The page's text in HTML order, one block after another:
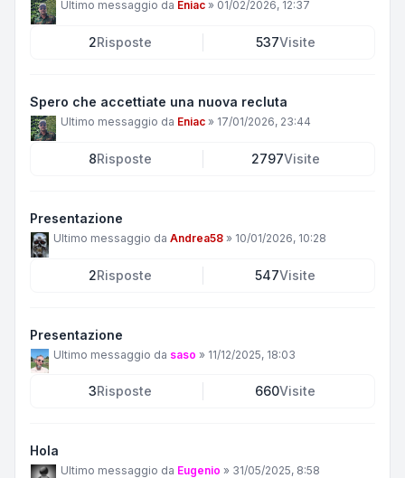
Ultimo messaggio da Eniac » 01/02/2026, 12:37
2Risposte 537Visite
Spero che accettiate una nuova recluta
Ultimo messaggio da Eniac » 17/01/2026, 23:44
8Risposte 2797Visite
Presentazione
Ultimo messaggio da Andrea58 » 10/01/2026, 10:28
2Risposte 547Visite
Presentazione
Ultimo messaggio da saso » 11/12/2025, 18:03
3Risposte 660Visite
Hola
Ultimo messaggio da Eugenio » 31/05/2025, 8:58